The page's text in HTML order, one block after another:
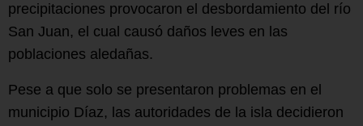
precipitaciones provocaron el desbordamiento del río
San Juan, el cual causó daños leves en las
poblaciones aledañas.
Pese a que solo se presentaron problemas en el
municipio Díaz, las autoridades de la isla decidieron